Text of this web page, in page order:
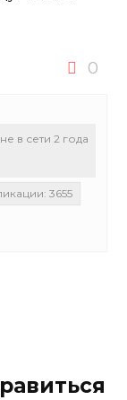
0
не в сети 2 года
3655